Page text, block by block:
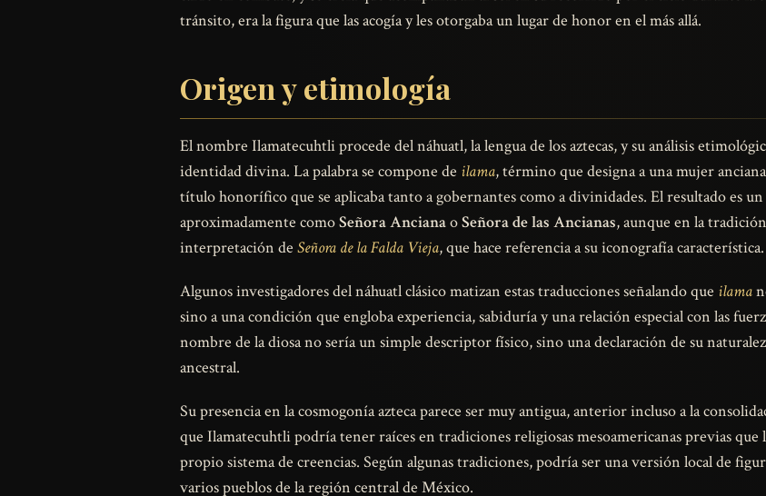
tránsito, era la figura que las acogía y les otorgaba un lugar de honor en el más allá.
Origen y etimología
El nombre Ilamatecuhtli procede del náhuatl, la lengua de los aztecas, y su análisis
identidad divina. La palabra se compone de ilama, término que designa a una mujer
título honorífico que se aplicaba tanto a gobernantes como a divinidades. El resultado es
aproximadamente comoSeñora AncianaoSeñora de las Ancianas, aunque en la
interpretación de Señora de la Falda Vieja, que hace referencia a su iconografía característica.
Algunos investigadores del náhuatl clásico matizan estas traducciones señalando que ilama
sino a una condición que engloba experiencia, sabiduría y una relación especial con las
nombre de la diosa no sería un simple descriptor físico, sino una declaración de su
ancestral.
Su presencia en la cosmogonía azteca parece ser muy antigua, anterior incluso a la
que Ilamatecuhtli podría tener raíces en tradiciones religiosas mesoamericanas previas
propio sistema de creencias. Según algunas tradiciones, podría ser una versión local de
varios pueblos de la región central de México.